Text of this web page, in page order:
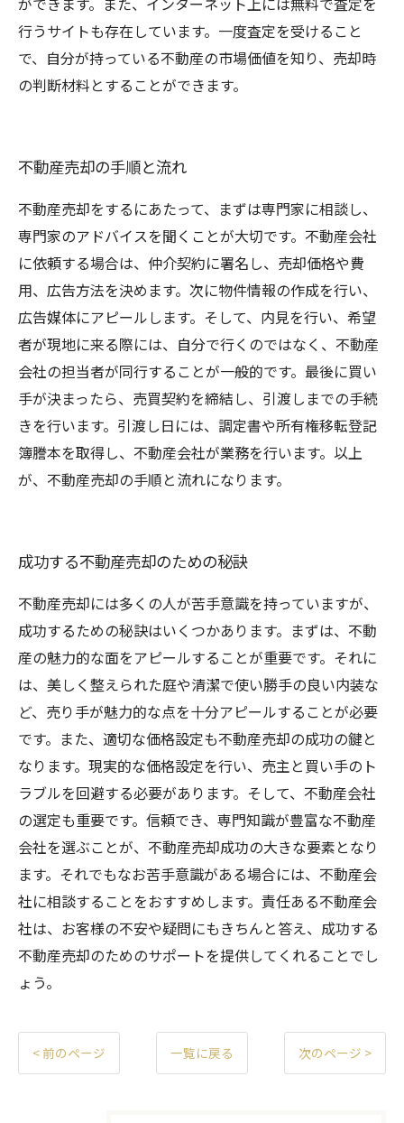
行うサイトも存在しています。一度査定を受けること
で、自分が持っている不動産の市場価値を知り、売却時
の判断材料とすることができます。
不動産売却の手順と流れ
不動産売却をするにあたって、まずは専門家に相談し、
専門家のアドバイスを聞くことが大切です。不動産会社
に依頼する場合は、仲介契約に署名し、売却価格や費
用、広告方法を決めます。次に物件情報の作成を行い、
広告媒体にアピールします。そして、内見を行い、希望
者が現地に来る際には、自分で行くのではなく、不動産
会社の担当者が同行することが一般的です。最後に買い
手が決まったら、売買契約を締結し、引渡しまでの手続
きを行います。引渡し日には、調定書や所有権移転登記
簿謄本を取得し、不動産会社が業務を行います。以上
が、不動産売却の手順と流れになります。
成功する不動産売却のための秘訣
不動産売却には多くの人が苦手意識を持っていますが、
成功するための秘訣はいくつかあります。まずは、不動
産の魅力的な面をアピールすることが重要です。それに
は、美しく整えられた庭や清潔で使い勝手の良い内装な
ど、売り手が魅力的な点を十分アピールすることが必要
です。また、適切な価格設定も不動産売却の成功の鍵と
なります。現実的な価格設定を行い、売主と買い手のト
ラブルを回避する必要があります。そして、不動産会社
の選定も重要です。信頼でき、専門知識が豊富な不動産
会社を選ぶことが、不動産売却成功の大きな要素となり
ます。それでもなお苦手意識がある場合には、不動産会
社に相談することをおすすめします。責任ある不動産会
社は、お客様の不安や疑問にもきちんと答え、成功する
不動産売却のためのサポートを提供してくれることでし
ょう。
< 前のページ 一覧に戻る 次のページ >